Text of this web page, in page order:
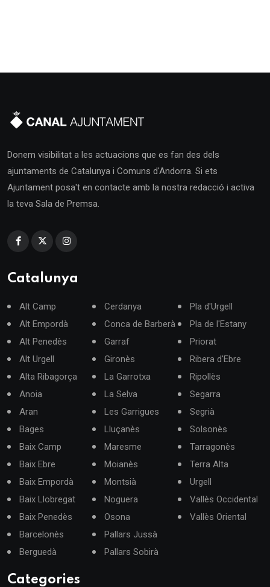
Donem visibilitat a les actuacions que es fan des dels
ajuntaments de Catalunya i Comuns d'Andorra. Si ets
Ajuntament posa't en contacte amb la nostra redacció i activa
la teva Sala de Premsa.
Catalunya
Alt Camp
Alt Empordà
Alt Penedès
Alt Urgell
Alta Ribagorça
Anoia
Aran
Bages
Baix Camp
Baix Ebre
Baix Empordà
Baix Llobregat
Baix Penedès
Barcelonès
Berguedà
Cerdanya
Conca de Barberà
Garraf
Gironès
La Garrotxa
La Selva
Les Garrigues
Lluçanès
Maresme
Moianès
Montsià
Noguera
Osona
Pallars Jussà
Pallars Sobirà
Pla d'Urgell
Pla de l'Estany
Priorat
Ribera d'Ebre
Ripollès
Segarra
Segrià
Solsonès
Tarragonès
Terra Alta
Urgell
Vallès Occidental
Vallès Oriental
Categories